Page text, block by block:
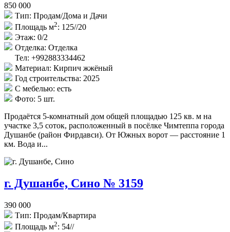
850 000
Тип: Продам/Дома и Дачи
Площадь м2: 125//20
Этаж: 0/2
Отделка: Отделка
Тел: +992883334462
Материал: Кирпич жжёный
Год строительства: 2025
С мебелью: есть
Фото: 5 шт.
Продаётся 5-комнатный дом общей площадью 125 кв. м на
участке 3,5 соток, расположенный в посёлке Чимтеппа города
Душанбе (район Фирдавси). От Южных ворот — расстояние 1
км. Вода и...
г. Душанбе, Сино № 3159
390 000
Тип: Продам/Квартира
Площадь м2: 54//